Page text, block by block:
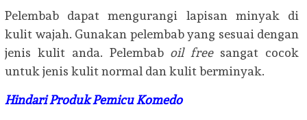
Pelembab dapat mengurangi lapisan minyak di
kulit wajah. Gunakan pelembab yang sesuai dengan
jenis kulit anda. Pelembab oil freesangat cocok
untuk jenis kulit normal dan kulit berminyak.
Hindari Produk Pemicu Komedo